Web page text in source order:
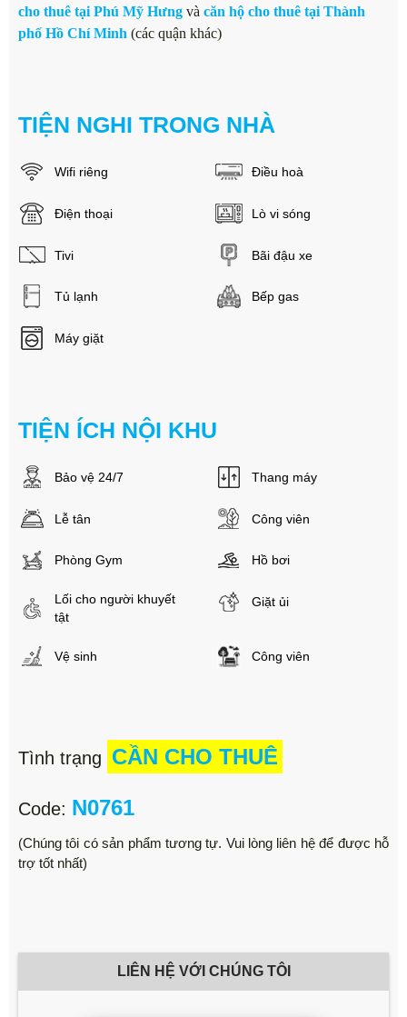
cho thuê tại Phú Mỹ Hưng và căn hộ cho thuê tại Thành
phố Hồ Chí Minh (các quận khác)
TIỆN NGHI TRONG NHÀ
Wifi riêng Điều hoà
Điện thoại Lò vi sóng
Tivi Bãi đậu xe
Tủ lạnh Bếp gas
Máy giặt
TIỆN ÍCH NỘI KHU
Bảo vệ 24/7 Thang máy
Lễ tân Công viên
Phòng Gym Hồ bơi
Lối cho người khuyết
tật
Giặt ủi
Vệ sinh Công viên
Tình trạng CẦN CHO THUÊ
Code: N0761
(Chúng tôi có sản phẩm tương tự. Vui lòng liên hệ để được hỗ
trợ tốt nhất)
LIÊN HỆ VỚI CHÚNG TÔI